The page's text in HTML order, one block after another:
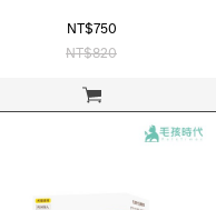
立即購買
NT$750
NT$820